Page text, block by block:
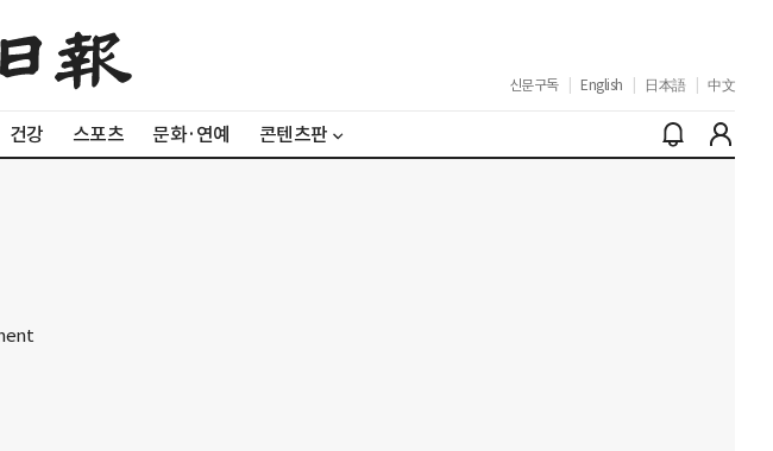
신문구독 English 日本語 中文
건강 스포츠 문화·연예 콘텐츠판